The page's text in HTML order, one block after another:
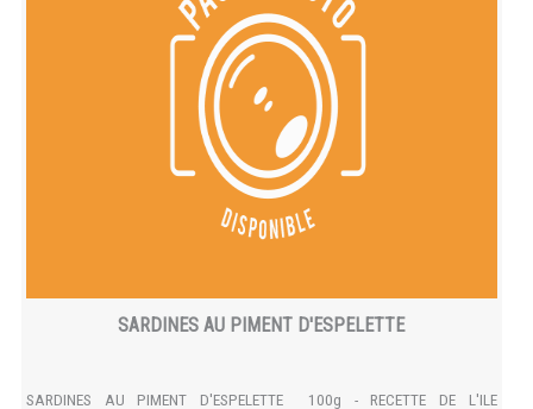
SARDINES AU PIMENT D'ESPELETTE
SARDINES AU PIMENT D'ESPELETTE 100g - RECETTE DE L'ILE